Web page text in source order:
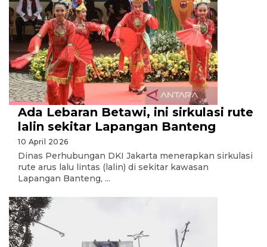
Ada Lebaran Betawi, ini sirkulasi rute
lalin sekitar Lapangan Banteng
10 April 2026
Dinas Perhubungan DKI Jakarta menerapkan sirkulasi
rute arus lalu lintas (lalin) di sekitar kawasan
Lapangan Banteng, ...